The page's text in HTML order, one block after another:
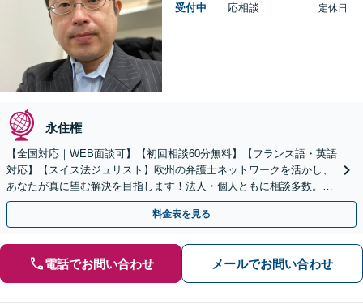
受付中
応相談
定休日
永住権
【全国対応｜WEB面談可】【初回相談60分無料】【フランス語・英語
対応】【スイス法ジュリスト】欧州の弁護士ネットワークを活かし、
あなたが真に望む解決を目指します！法人・個人ともに相談多数。細
やかな連絡と粘り強い交渉を徹底【休日・夜間相談可】
料金表を見る
電話でお問い合わせ メールでお問い合わせ